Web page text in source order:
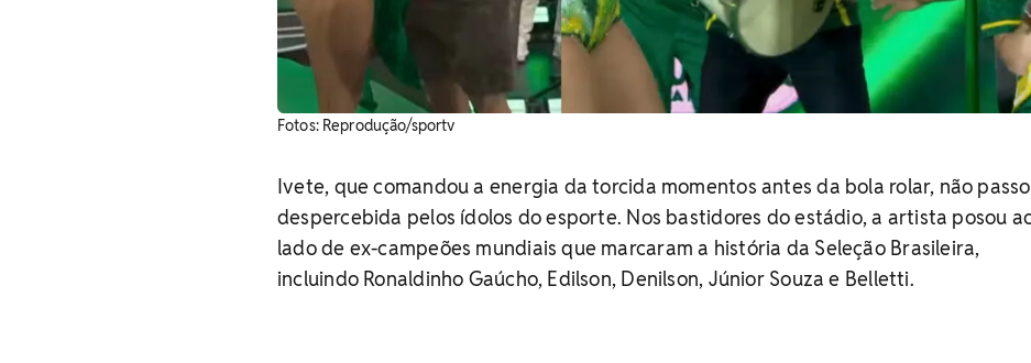
Fotos: Reprodução/sportv
Ivete, que comandou a energia da torcida momentos antes da bola rolar, não
despercebida pelos ídolos do esporte. Nos bastidores do estádio, a artista posou
lado de ex-campeões mundiais que marcaram a história da Seleção Brasileira,
incluindo Ronaldinho Gaúcho, Edilson, Denilson, Júnior Souza e Belletti.